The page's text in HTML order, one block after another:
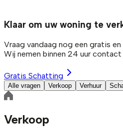
Klaar om uw woning te
Vraag vandaag nog een gratis
Wij nemen binnen 24 uur
Gratis Schatting
Alle vragen Verkoop Verhuur
Verkoop